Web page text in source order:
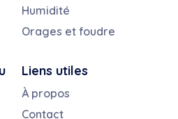
Humidité
Orages et foudre
Liens utiles
À propos
Contact